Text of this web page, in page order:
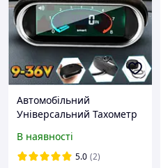
Автомобільний
Універсальний Тахометр
дизельних , інжекторних
,карбюраторних
В наявності
5.0 (2)